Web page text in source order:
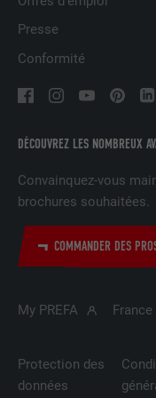
DÉCOUVREZ LES NOMBREUX
Convainquez-vous
brochures souhaitées.
COMMANDER DES
Presse
Conformité
My PREFA France
Protection des
données
EXPIRATION
UTILITÉ
NOM
EXPIRATION 2
UTILITÉ
NOM